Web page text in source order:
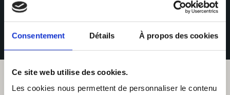
Consentement Détails À propos des cookies
Ce site web utilise des cookies.
Les cookies nous permettent de personnaliser le contenu
*Hors frais de notaire, cette simulation est fournie à titre informatif, les
données dans ce simulateur sont indicatives et non contractuelles.